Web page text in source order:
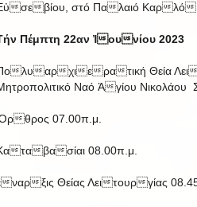
σεβίου, στό Παλαιό Καρλό
Πέμπτη 22αν Ἰουνίου 2023
λυαρχιερατική Θεία Λει
Ναό Ἁγίου
θρος 07.00π.μ.
ταβασίαι 08.00π.μ.
ναρξις Θείας Λειτουργίας